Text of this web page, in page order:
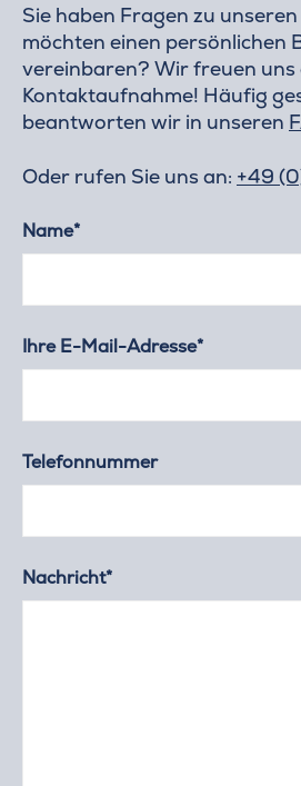
Sie haben Fragen zu
möchten einen persönlichen
vereinbaren? Wir freuen uns
Kontaktaufnahme! Häufig
beantworten wir in unseren
Oder rufen Sie uns an: +49
Name*
Ihre E-Mail-Adresse*
Telefonnummer
Nachricht*